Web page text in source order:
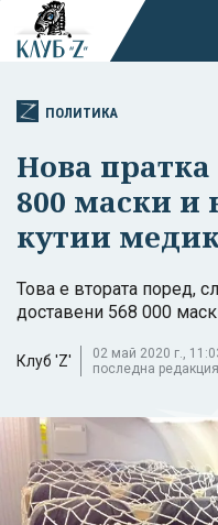
ПОЛИТИКА
Нова
800 маски и
кутии
Това е втората поред,
доставени 568 000
Клуб 'Z'
02 май 2020 г.,
последна